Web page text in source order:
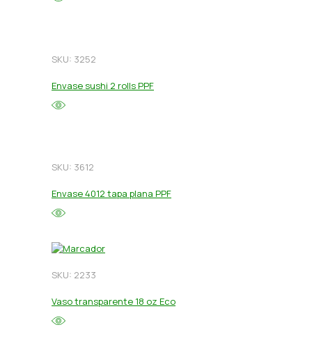
SKU: 3252
Envase sushi 2 rolls PPF
SKU: 3612
Envase 4012 tapa plana PPF
SKU: 2233
Vaso transparente 18 oz Eco